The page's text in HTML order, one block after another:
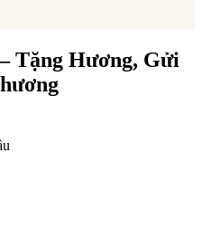
Tặng Hương, Gửi